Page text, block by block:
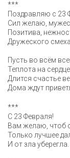
***
Поздравляю с 23
Сил желаю,
Позитива,
Дружеского
Пусть во всём
Теплота на
Длится счастье
Дома ждут
***
С 23 Февраля!
Вам желаю, чтоб
Только лучшее
И от зла уберегла.